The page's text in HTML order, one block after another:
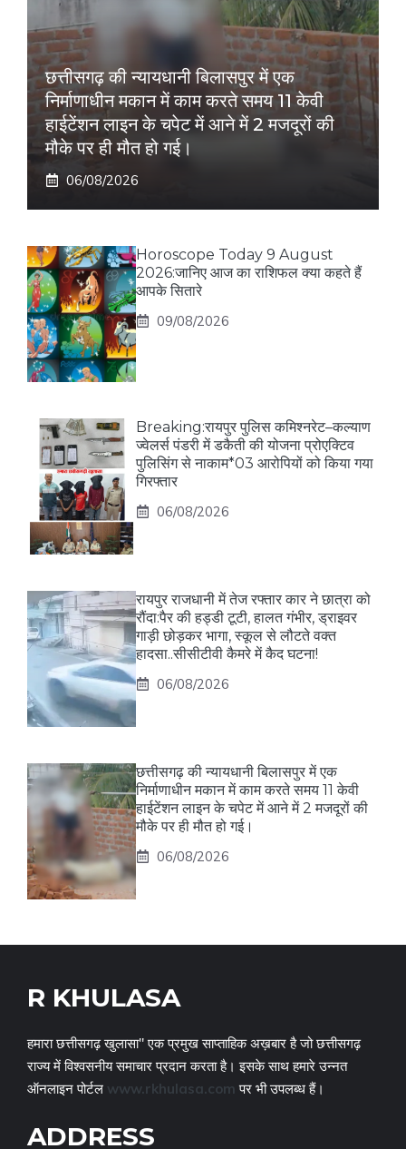
छत्तीसगढ़ की न्यायधानी बिलासपुर में एक
निर्माणाधीन मकान में काम करते समय 11 केवी
हाईटेंशन लाइन के चपेट में आने में 2 मजदूरों की
मौके पर ही मौत हो गई।
06/08/2026
Horoscope Today 9 August
2026:जानिए आज का राशिफल क्या कहते हैं
आपके सितारे
09/08/2026
Breaking:रायपुर पुलिस कमिश्नरेट–कल्याण
ज्वेलर्स पंडरी में डकैती की योजना प्रोएक्टिव
पुलिसिंग से नाकाम*03 आरोपियों को किया गया
गिरफ्तार
06/08/2026
रायपुर राजधानी में तेज रफ्तार कार ने छात्रा को
रौंदा:पैर की हड्डी टूटी, हालत गंभीर, ड्राइवर
गाड़ी छोड़कर भागा, स्कूल से लौटते वक्त
हादसा..सीसीटीवी कैमरे में कैद घटना!
06/08/2026
छत्तीसगढ़ की न्यायधानी बिलासपुर में एक
निर्माणाधीन मकान में काम करते समय 11 केवी
हाईटेंशन लाइन के चपेट में आने में 2 मजदूरों की
मौके पर ही मौत हो गई।
06/08/2026
R KHULASA
हमारा छत्तीसगढ़ खुलासा" एक प्रमुख साप्ताहिक अख़बार है जो छत्तीसगढ़
राज्य में विश्वसनीय समाचार प्रदान करता है। इसके साथ हमारे उन्नत
ऑनलाइन पोर्टल www.rkhulasa.com पर भी उपलब्ध हैं।
ADDRESS